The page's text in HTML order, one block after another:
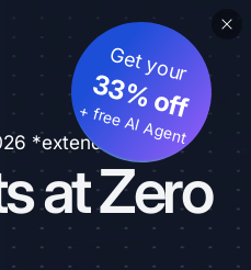
*extended
at Zero
Get your
33% off
+ free AI Agent